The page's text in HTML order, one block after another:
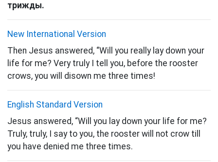
трижды.
New International Version
Then Jesus answered, “Will you really lay down your
life for me? Very truly I tell you, before the rooster
crows, you will disown me three times!
English Standard Version
Jesus answered, “Will you lay down your life for me?
Truly, truly, I say to you, the rooster will not crow till
you have denied me three times.